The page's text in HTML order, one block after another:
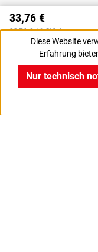
33,76 €
33,76 € / 1 Stück
28,37 € zzgl. MwSt., | zzgl.
Diese Website
Erfahrung
Nur technisch